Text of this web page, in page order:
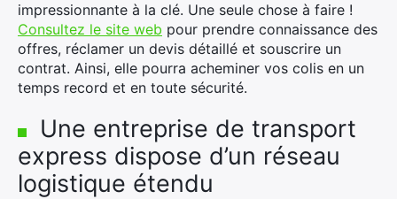
impressionnante à la clé. Une seule chose à faire !
Consultez le site web pour prendre connaissance des
offres, réclamer un devis détaillé et souscrire un
contrat. Ainsi, elle pourra acheminer vos colis en un
temps record et en toute sécurité.
Une entreprise de transport
express dispose d’un réseau
logistique étendu